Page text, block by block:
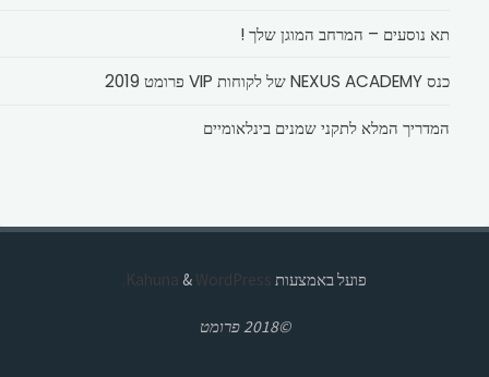
תא נוסעים – המרחב המוגן שלך !
כנס NEXUS ACADEMY של לקוחות VIP פרומט 2019
המדריך המלא לתקני שמנים בינלאומיים
פועל באמצעות & WordPress.
©2018 פרומט